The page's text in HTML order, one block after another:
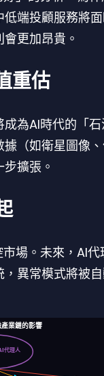
端投顧服務將
更加昂貴。
重估
為AI時代的「
（如衛星圖像
擴張。
場。未來，AI代
異常模式將被
業鏈的影響
代理人